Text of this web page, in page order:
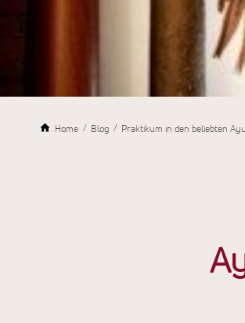
Home Blog Praktikum in den beliebten